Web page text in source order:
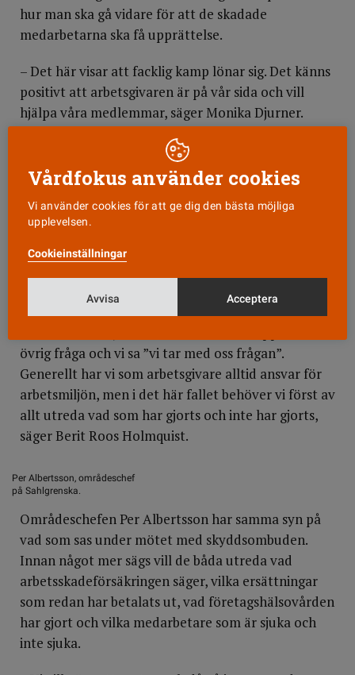
hur man ska gå vidare för att de skadade
medarbetarna ska få upprättelse.
– Det här visar att facklig kamp lönar sig. Det känns
positivt att arbetsgivaren är på vår sida och vill
hjälpa våra medlemmar, säger Monika Djurner.
Områdeschefen Per Albertsson och HR-chefen på
med skyddsombuden, men de delar inte
huvudskyddsombudets slutsats av vad det
mynnade ut i. Båda uttrycker sig försiktigt och
säger att de vill veta mer innan några utfästelser
övrig fråga och vi sa ”vi tar med oss frågan”.
Generellt har vi som arbetsgivare alltid ansvar för
arbetsmiljön, men i det här fallet behöver vi först av
allt utreda vad som har gjorts och inte har gjorts,
säger Berit Roos Holmquist.
Per Albertsson, områdeschef
på Sahlgrenska.
Områdeschefen Per Albertsson har samma syn på
vad som sas under mötet med skyddsombuden.
Innan något mer sägs vill de båda utreda vad
arbetsskadeförsäkringen säger, vilka ersättningar
som redan har betalats ut, vad företagshälsovården
har gjort och vilka medarbetare som är sjuka och
inte sjuka.
Vårdfokus använder cookies
Vi använder cookies för att ge dig den bästa möjliga
upplevelsen.
Cookieinställningar
Avvisa Acceptera